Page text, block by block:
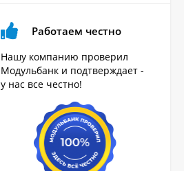
Работаем честно
Нашу компанию проверил
Модульбанк и подтверждает -
у нас все честно!